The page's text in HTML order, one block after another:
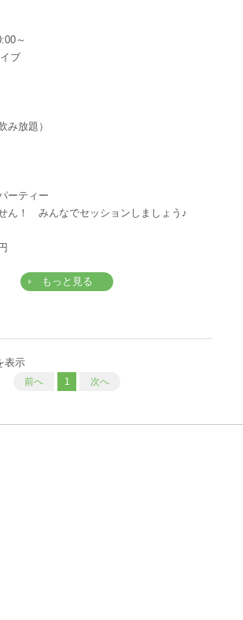
～
ブ
放題）
ーティー
ん！ みんなでセッションしましょう♪
もっと見る
表示
前へ 1 次へ